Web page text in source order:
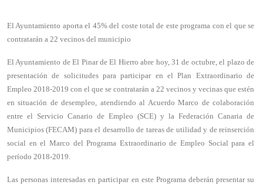
El Ayuntamiento aporta el 45% del coste total de este programa con el que se
contratarán a 22 vecinos del municipio
El Ayuntamiento de El Pinar de El Hierro abre hoy, 31 de octubre, el plazo de
presentación de solicitudes para participar en el Plan Extraordinario de
Empleo 2018-2019 con el que se contratarán a 22 vecinos y vecinas que estén
en situación de desempleo, atendiendo al Acuerdo Marco de colaboración
entre el Servicio Canario de Empleo (SCE) y la Federación Canaria de
Municipios (FECAM) para el desarrollo de tareas de utilidad y de reinserción
social en el Marco del Programa Extraordinario de Empleo Social para el
período 2018-2019.
Las personas interesadas en participar en este Programa deberán presentar su